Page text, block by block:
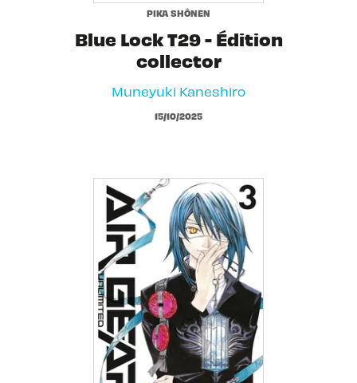
PIKA SHÔNEN
Blue Lock T29 - Édition
collector
Muneyuki Kaneshiro
15/10/2025